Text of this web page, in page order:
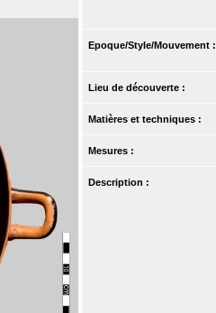
Epoque/Style/Mouvement :
Lieu de découverte :
Matières et techniques :
Mesures :
Description :